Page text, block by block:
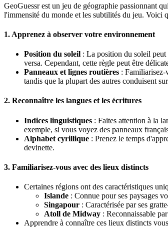
GeoGuessr est un jeu de géographie passionnant
l'immensité du monde et les subtilités du jeu. Voici
1. Apprenez à observer votre environnement
Position du soleil : La position du soleil peut
versa. Cependant, cette règle peut être
Panneaux et lignes routières : Familiarisez-
tandis que la plupart des autres conduisent
2. Reconnaître les langues et les écritures
Indices linguistiques : Faites attention à la
exemple, si vous voyez des panneaux
Alphabet cyrillique : Prenez le temps
devinette.
3. Familiarisez-vous avec des lieux distincts
Certaines régions ont des caractéristiques
Islande : Connue pour ses paysages
Singapour : Caractérisée par ses
Atoll de Midway : Reconnaissable
Apprendre à connaître ces lieux distincts